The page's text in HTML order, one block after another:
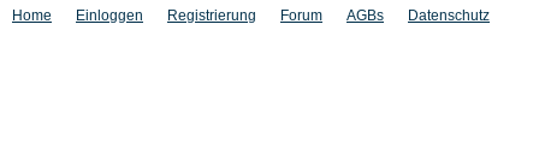
Home Einloggen Registrierung Forum AGBs Datenschutz